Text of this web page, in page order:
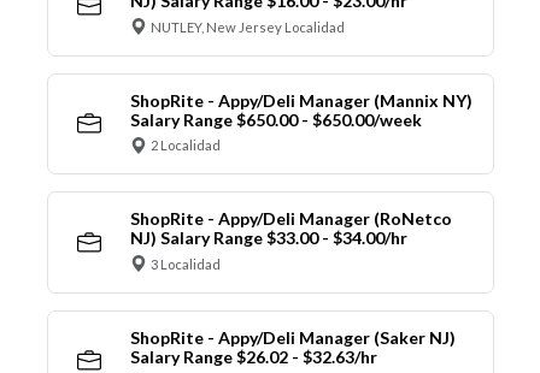
NUTLEY, New Jersey Localidad
ShopRite - Appy/Deli Manager (Mannix NY)
Salary Range $650.00 - $650.00/week
2 Localidad
ShopRite - Appy/Deli Manager (RoNetco
NJ) Salary Range $33.00 - $34.00/hr
3 Localidad
ShopRite - Appy/Deli Manager (Saker NJ)
Salary Range $26.02 - $32.63/hr